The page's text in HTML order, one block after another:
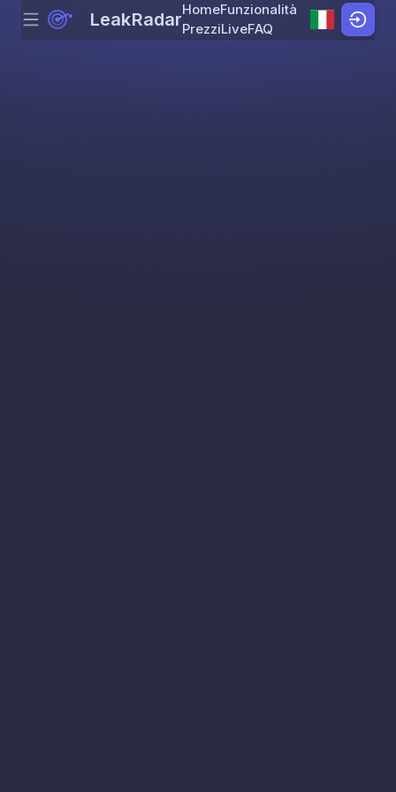
Skip to content
Menu LeakRadarHomeFunzionalità
PrezziLiveFAQ